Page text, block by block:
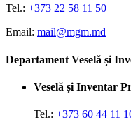
Tel.: +373 22 58 11 50
Email: mail@mgm.md
Departament Veselă și
Veselă și Inventar
Tel.: +373 60 44 11